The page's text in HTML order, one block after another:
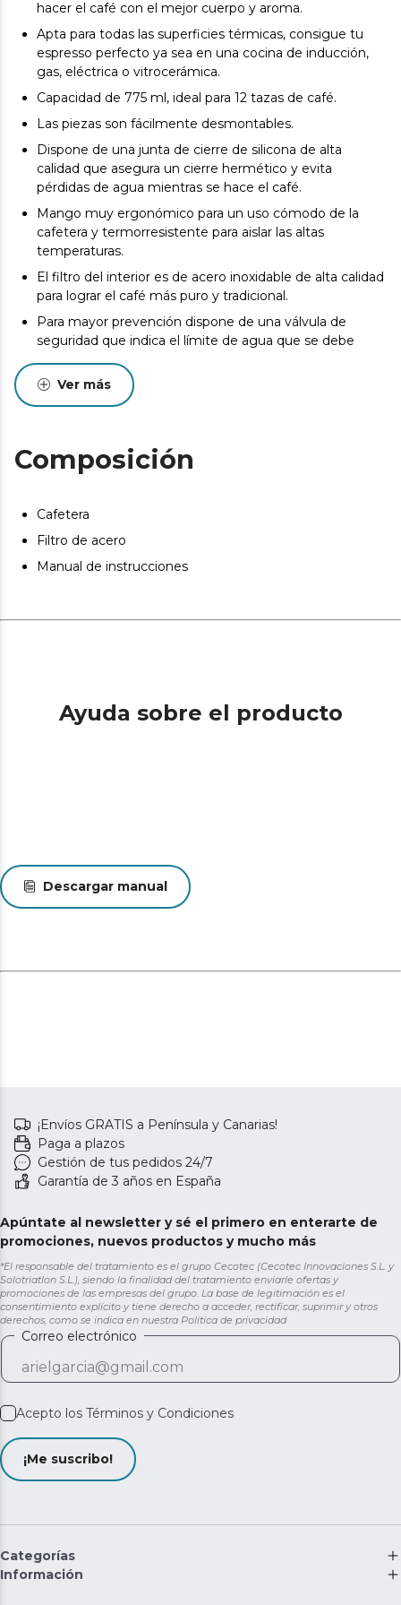
hacer el café con el mejor cuerpo y aroma.
Apta para todas las superficies térmicas, consigue tu
espresso perfecto ya sea en una cocina de inducción,
gas, eléctrica o vitrocerámica.
Capacidad de 775 ml, ideal para 12 tazas de café.
Las piezas son fácilmente desmontables.
Dispone de una junta de cierre de silicona de alta
calidad que asegura un cierre hermético y evita
pérdidas de agua mientras se hace el café.
Mango muy ergonómico para un uso cómodo de la
cafetera y termorresistente para aislar las altas
temperaturas.
El filtro del interior es de acero inoxidable de alta calidad
para lograr el café más puro y tradicional.
Para mayor prevención dispone de una válvula de
seguridad que indica el límite de agua que se debe
introducir.
Ver más
Composición
Cafetera
Filtro de acero
Manual de instrucciones
Ayuda sobre el producto
Descargar manual
¡Envíos GRATIS a Península y Canarias!
Paga a plazos
Gestión de tus pedidos 24/7
Garantía de 3 años en España
Apúntate al newsletter y sé el primero en enterarte de
promociones, nuevos productos y mucho más
*El responsable del tratamiento es el grupo Cecotec (Cecotec Innovaciones S.L. y
Solotriatlon S.L.), siendo la finalidad del tratamiento enviarle ofertas y
promociones de las empresas del grupo. La base de legitimación es el
consentimiento explícito y tiene derecho a acceder, rectificar, suprimir y otros
derechos, como se indica en nuestra Política de privacidad
Correo electrónico
Acepto los Términos y Condiciones
¡Me suscribo!
Categorías
Información